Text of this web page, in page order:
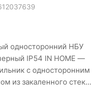
односторонний НБУ
IP54 IN HOME —
с односторонним
из закаленного стекла